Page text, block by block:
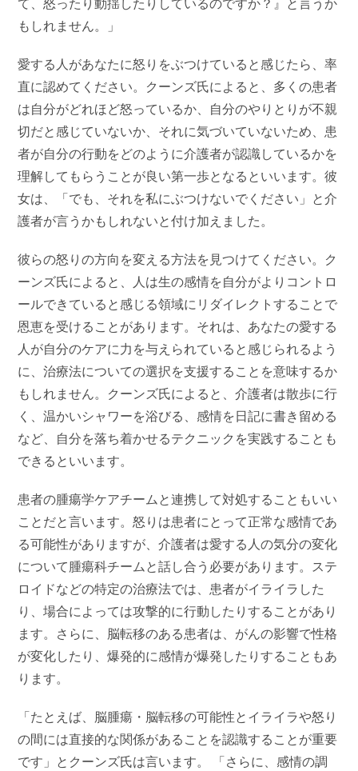
もしれません。」
愛する人があなたに怒りをぶつけていると感じたら、率
直に認めてください。クーンズ氏によると、多くの患者
は自分がどれほど怒っているか、自分のやりとりが不親
切だと感じていないか、それに気づいていないため、患
者が自分の行動をどのように介護者が認識しているかを
理解してもらうことが良い第一歩となるといいます。彼
女は、「でも、それを私にぶつけないでください」と介
護者が言うかもしれないと付け加えました。
彼らの怒りの方向を変える方法を見つけてください。ク
ーンズ氏によると、人は生の感情を自分がよりコントロ
ールできていると感じる領域にリダイレクトすることで
恩恵を受けることがあります。それは、あなたの愛する
人が自分のケアに力を与えられていると感じられるよう
に、治療法についての選択を支援することを意味するか
もしれません。クーンズ氏によると、介護者は散歩に行
く、温かいシャワーを浴びる、感情を日記に書き留める
など、自分を落ち着かせるテクニックを実践することも
できるといいます。
患者の腫瘍学ケアチームと連携して対処することもいい
ことだと言います。怒りは患者にとって正常な感情であ
る可能性がありますが、介護者は愛する人の気分の変化
について腫瘍科チームと話し合う必要があります。ステ
ロイドなどの特定の治療法では、患者がイライラした
り、場合によっては攻撃的に行動したりすることがあり
ます。さらに、脳転移のある患者は、がんの影響で性格
が変化したり、爆発的に感情が爆発したりすることもあ
ります。
「たとえば、脳腫瘍・脳転移の可能性とイライラや怒り
の間には直接的な関係があることを認識することが重要
です」とクーンズ氏は言います。 「さらに、感情の調